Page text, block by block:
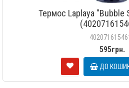
Термос Laplaya "Bubble
595грн.
ДО